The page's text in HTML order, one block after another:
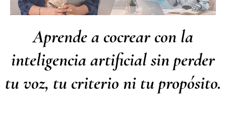
Aprende a cocrear con la
inteligencia artificial sin perder
tu voz, tu criterio ni tu propósito.